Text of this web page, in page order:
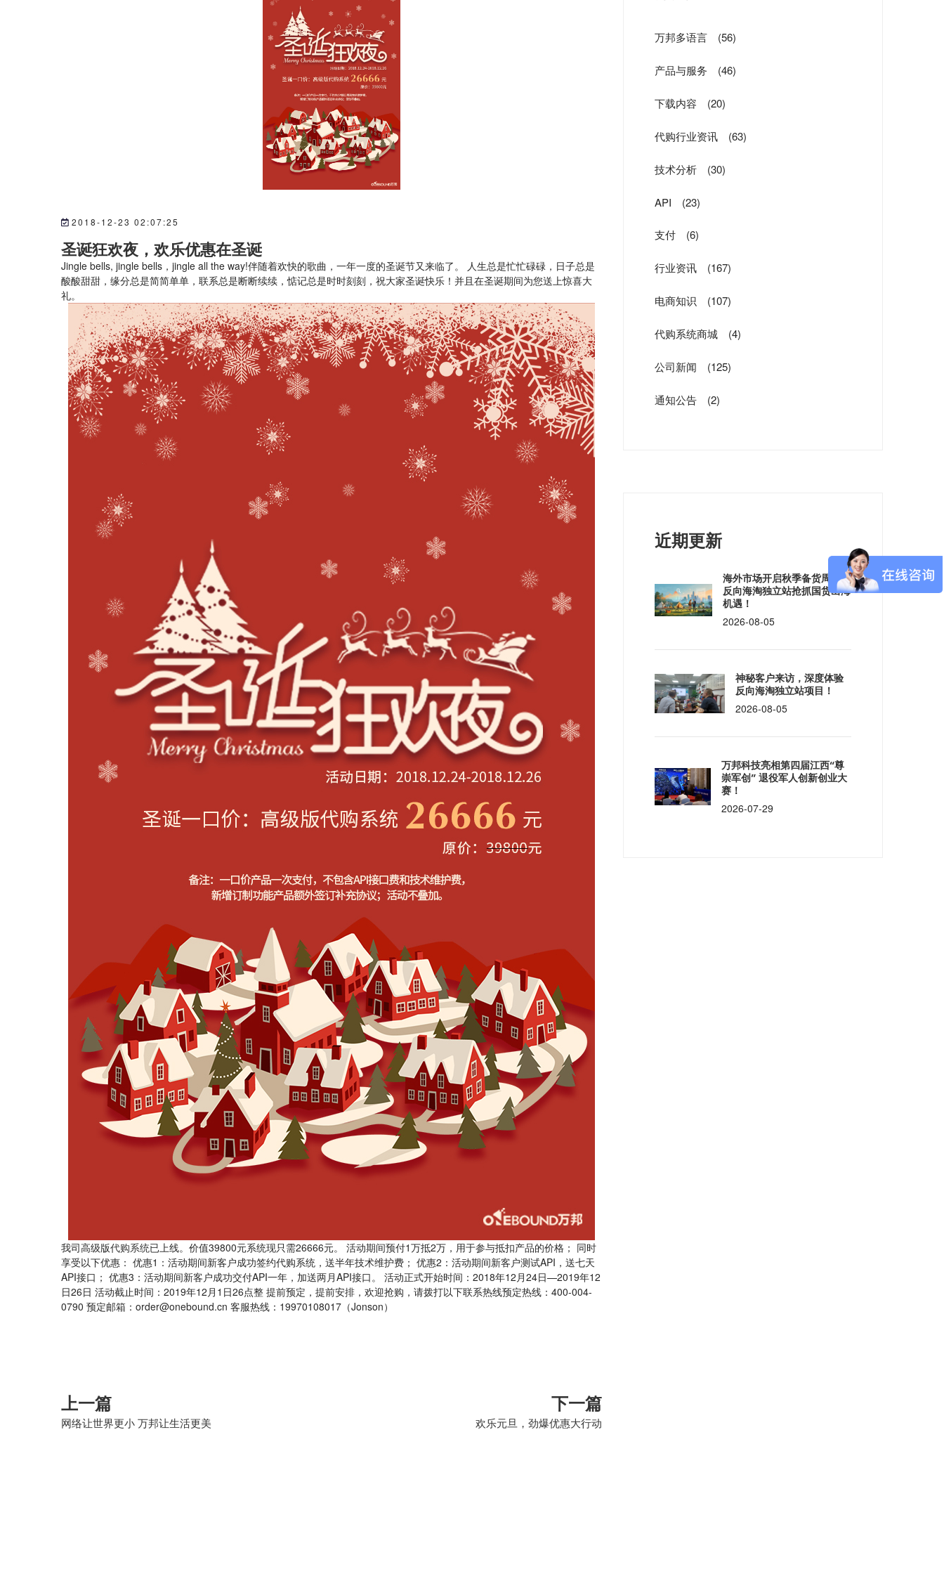
2018-12-23 02:07:25
圣诞狂欢夜，欢乐优惠在圣诞
Jingle bells, jingle bells，jingle all the way!伴随着欢快的歌曲，一年一度的圣诞节又来临了。 人生总是忙忙碌碌，日子总是
酸酸甜甜，缘分总是简简单单，联系总是断断续续，惦记总是时时刻刻，祝大家圣诞快乐！并且在圣诞期间为您送上惊喜大
礼。
我司高级版代购系统已上线。价值39800元系统现只需26666元。 活动期间预付1万抵2万，用于参与抵扣产品的价格； 同时
享受以下优惠： 优惠1：活动期间新客户成功签约代购系统，送半年技术维护费； 优惠2：活动期间新客户测试API，送七天
API接口； 优惠3：活动期间新客户成功交付API一年，加送两月API接口。 活动正式开始时间：2018年12月24日—2019年12
日26日 活动截止时间：2019年12月1日26点整 提前预定，提前安排，欢迎抢购，请拨打以下联系热线预定热线：400-004-
0790 预定邮箱：order@onebound.cn 客服热线：19970108017（Jonson）
上一篇
网络让世界更小 万邦让生活更美
下一篇
欢乐元旦，劲爆优惠大行动
万邦多语言 (56)
产品与服务 (46)
下载内容 (20)
代购行业资讯 (63)
技术分析 (30)
API (23)
支付 (6)
行业资讯 (167)
电商知识 (107)
代购系统商城 (4)
公司新闻 (125)
通知公告 (2)
近期更新
海外市场开启秋季备货周期
反向海淘独立站抢抓国货出海
机遇！
2026-08-05
神秘客户来访，深度体验
反向海淘独立站项目！
2026-08-05
万邦科技亮相第四届江西“尊
崇军创” 退役军人创新创业大
赛！
2026-07-29